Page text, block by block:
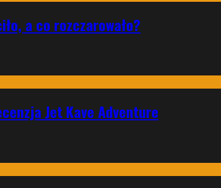
a co rozczarowało?
Jet Kave Adventure